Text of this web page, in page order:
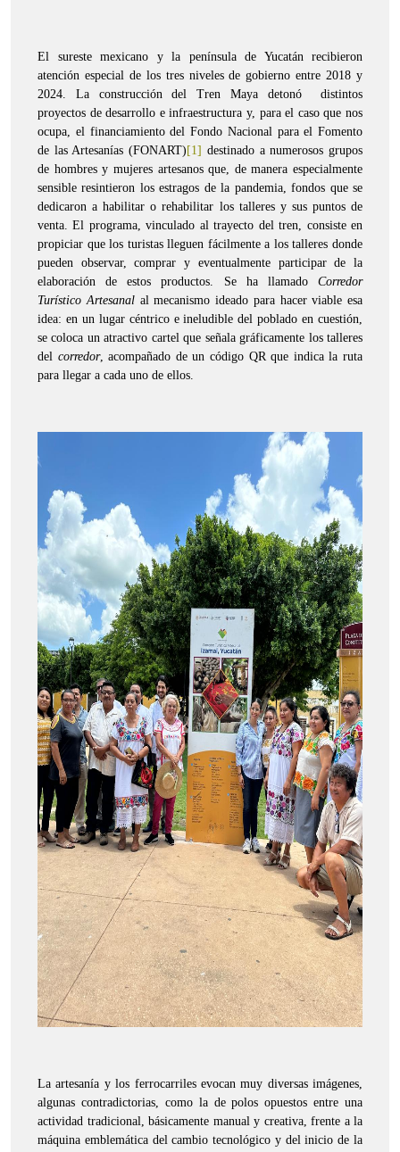
El sureste mexicano y la península de Yucatán recibieron
atención especial de los tres niveles de gobierno entre 2018 y
2024. La construcción del Tren Maya detonó distintos
proyectos de desarrollo e infraestructura y, para el caso que nos
ocupa, el financiamiento del Fondo Nacional para el Fomento
de las Artesanías (FONART) [1] destinado a numerosos grupos
de hombres y mujeres artesanos que, de manera especialmente
sensible resintieron los estragos de la pandemia, fondos que se
dedicaron a habilitar o rehabilitar los talleres y sus puntos de
venta. El programa, vinculado al trayecto del tren, consiste en
propiciar que los turistas lleguen fácilmente a los talleres donde
pueden observar, comprar y eventualmente participar de la
elaboración de estos productos. Se ha llamado Corredor
Turístico Artesanalal mecanismo ideado para hacer viable esa
idea: en un lugar céntrico e ineludible del poblado en cuestión,
se coloca un atractivo cartel que señala gráficamente los talleres
del corredor, acompañado de un código QR que indica la ruta
para llegar a cada uno de ellos.
La artesanía y los ferrocarriles evocan muy diversas imágenes,
algunas contradictorias, como la de polos opuestos entre una
actividad tradicional, básicamente manual y creativa, frente a la
máquina emblemática del cambio tecnológico y del inicio de la